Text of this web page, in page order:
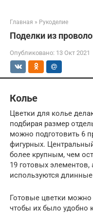
Главная » Рукоделие
Поделки из
Опубликовано: 13 Окт 2021
Колье
Цветки для колье
подбирая размер
можно подготовить 6
фигурных.
более крупным, чем
19 готовых элементов,
используются
Готовые цветки можно
чтобы их было удобно